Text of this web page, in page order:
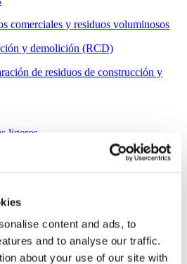
content and ads, to
and to analyse our traffic.
about your use of our site with
comerciales y residuos voluminosos
y demolición (RCD)
de residuos de construcción y
ligeros
plásticos en nuevos productos